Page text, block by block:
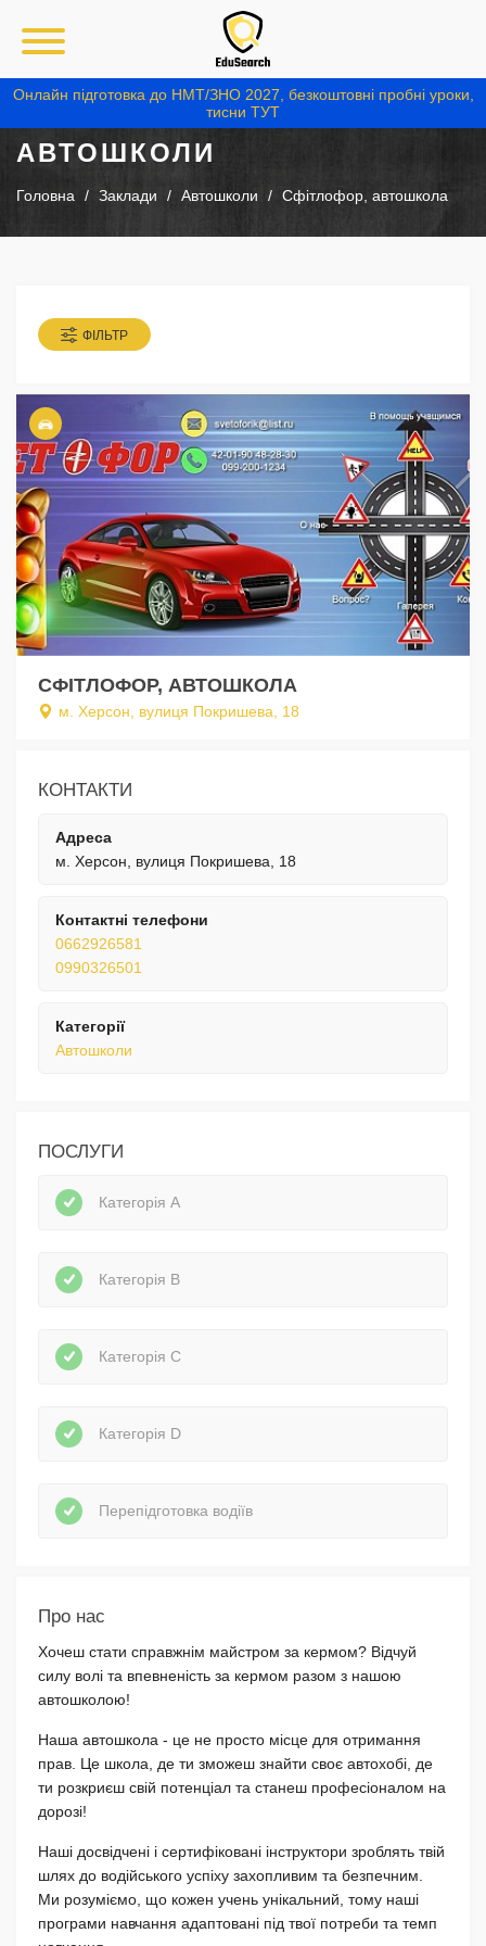
Онлайн підготовка до НМТ/ЗНО 2027, безкоштовні пробні уроки,
тисни ТУТ
АВТОШКОЛИ
Головна Заклади Автошколи Сфітлофор, автошкола
ФІЛЬТР
СФІТЛОФОР, АВТОШКОЛА
м. Херсон, вулиця Покришева, 18
КОНТАКТИ
Адреса
м. Херсон, вулиця Покришева, 18
Контактні телефони
0662926581
0990326501
Категорії
Автошколи
ПОСЛУГИ
Категорія А
Категорія В
Категорія С
Категорія D
Перепідготовка водіїв
Про нас
Хочеш стати справжнім майстром за кермом? Відчуй
силу волі та впевненість за кермом разом з нашою
автошколою!
Наша автошкола - це не просто місце для отримання
прав. Це школа, де ти зможеш знайти своє автохобі, де
ти розкриєш свій потенціал та станеш професіоналом на
дорозі!
Наші досвідчені і сертифіковані інструктори зроблять твій
шлях до водійського успіху захопливим та безпечним.
Ми розуміємо, що кожен учень унікальний, тому наші
програми навчання адаптовані під твої потреби та темп